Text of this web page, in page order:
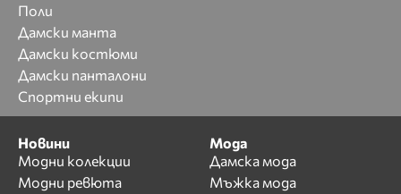
Поли
Дамски манта
Дамски костюми
Дамски панталони
Спортни екипи
Новини
Модни колекции
Модни ревюта
Мода
Дамска мода
Мъжка мода